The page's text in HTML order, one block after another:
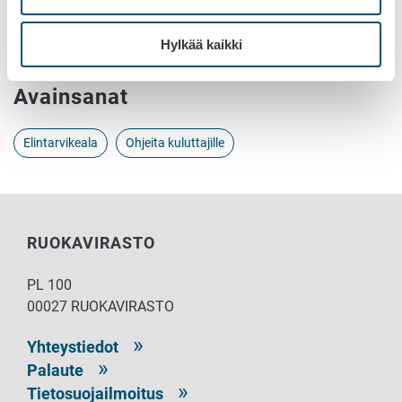
Hylkää kaikki
Hillot, hyytelö ja marmeladi
Mehut, täysmehut ja nektarit
Avainsanat
Elintarvikeala Ohjeita kuluttajille
RUOKAVIRASTO
PL 100
00027 RUOKAVIRASTO
Yhteystiedot
Palaute
Tietosuojailmoitus